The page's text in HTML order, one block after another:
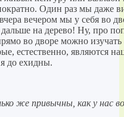
Один раз мы даже
вечером мы у себя во
на дерево! Ну, про
во дворе можно
естественно, являются
до ехидны.
же привычны, как у нас